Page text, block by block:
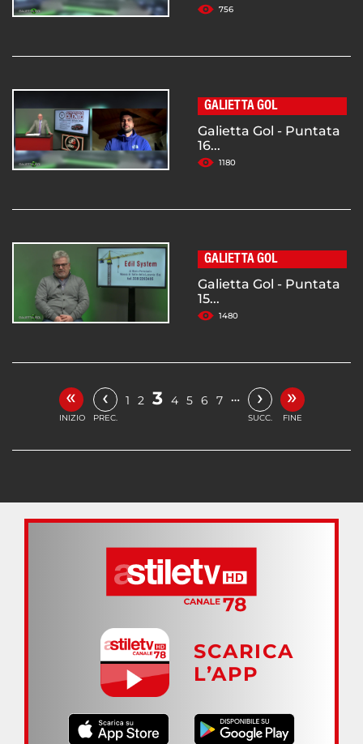
756
GALIETTA GOL
Galietta Gol - Puntata
16...
1180
GALIETTA GOL
Galietta Gol - Puntata
15...
1480
«
INIZIO
‹
PREC.
1 2 3 4 5 6 7 … ›
SUCC.
»
FINE
SCARICA
L’APP